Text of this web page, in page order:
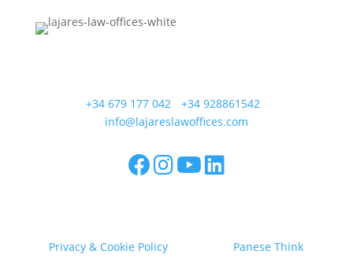
+34 679 177 042/ +34 928861542/
info@lajareslawoffices.com
Privacy & Cookie Policy
Panese Think